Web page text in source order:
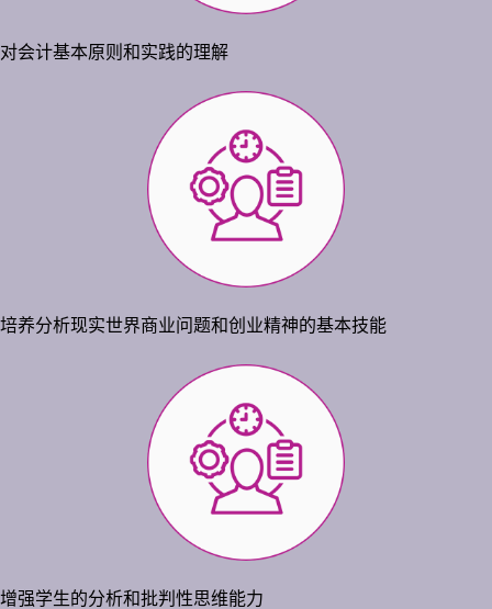
对会计基本原则和实践的理解
培养分析现实世界商业问题和创业精神的基本技能
增强学生的分析和批判性思维能力